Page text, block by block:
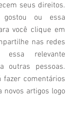
seus direitos.
ou essa
você clique em
nas redes
relevante
outras pessoas.
fazer comentários
novos artigos logo